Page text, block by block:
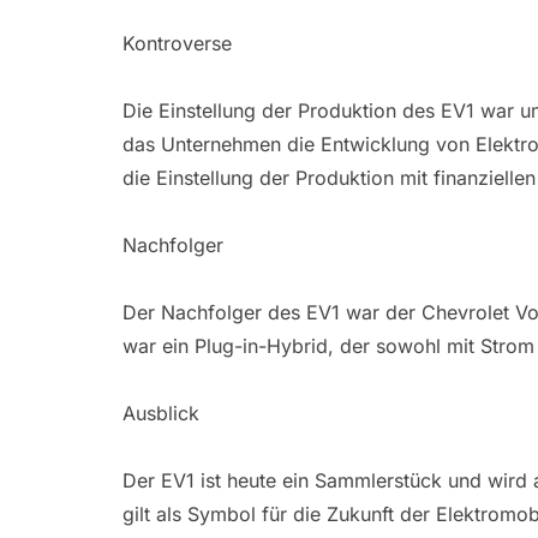
Kontroverse
Die Einstellung der Produktion des EV1 war
das Unternehmen die Entwicklung von
die Einstellung der Produktion mit
Nachfolger
Der Nachfolger des EV1 war der Chevrolet
war ein Plug-in-Hybrid, der sowohl mit
Ausblick
Der EV1 ist heute ein Sammlerstück und
gilt als Symbol für die Zukunft der